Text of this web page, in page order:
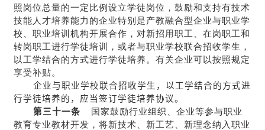
照岗位总量的一定比例设立学徒岗位，鼓励和支持有技术
技能人才培养能力的企业特别是产教融合型企业与职业学
校、职业培训机构开展合作，对新招用职工、在岗职工和
转岗职工进行学徒培训，或者与职业学校联合招收学生，
以工学结合的方式进行学徒培养。有关企业可以按照规定
享受补贴。
企业与职业学校联合招收学生，以工学结合的方式进
行学徒培养的，应当签订学徒培养协议。
第三十一条 国家鼓励行业组织、企业等参与职业
教育专业教材开发，将新技术、新工艺、新理念纳入职业